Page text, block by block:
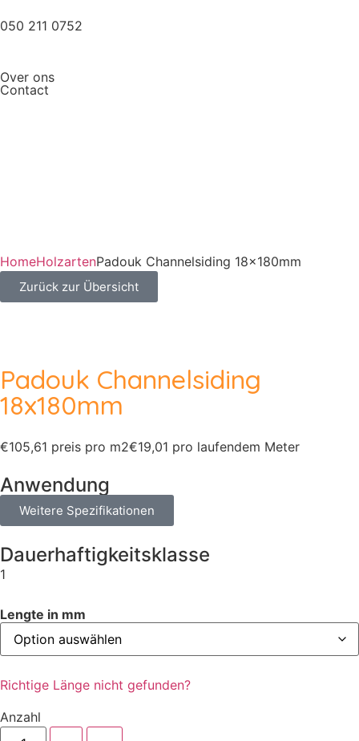
050 211 0752
Over ons
Contact
HomeHolzartenPadouk Channelsiding 18x180mm
Zurück zur Übersicht
Padouk Channelsiding
18x180mm
€105,61 preis pro m2€19,01 pro laufendem Meter
Anwendung
Weitere Spezifikationen
Dauerhaftigkeitsklasse
1
Lengte in mm
Richtige Länge nicht gefunden?
Anzahl